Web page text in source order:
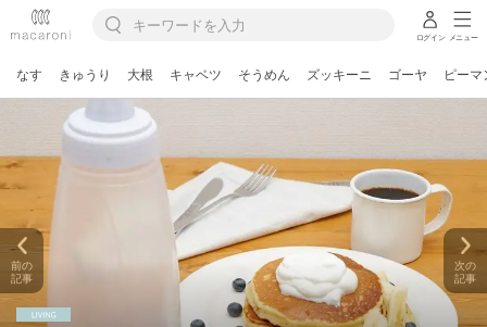
ログイン メニュー
なす きゅうり 大根 キャベツ そうめん ズッキーニ ゴーヤ ピーマ
前の
記事
次の
記事